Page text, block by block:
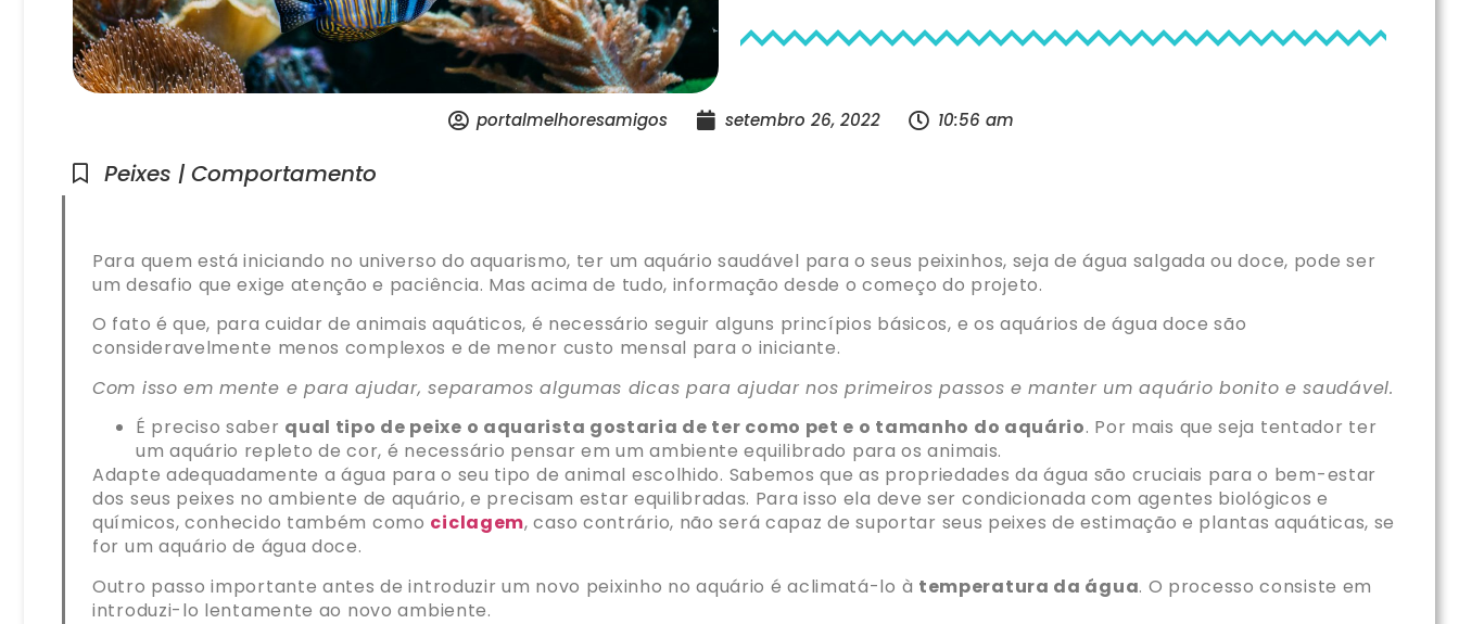
portalmelhoresamigos setembro 26, 2022 10:56 am
Peixes | Comportamento
Para quem está iniciando no universo do aquarismo, ter um aquário saudável para o seus peixinhos, seja de água salgada ou doce, pode ser
um desafio que exige atenção e paciência. Mas acima de tudo, informação desde o começo do projeto.
O fato é que, para cuidar de animais aquáticos, é necessário seguir alguns princípios básicos, e os aquários de água doce são
consideravelmente menos complexos e de menor custo mensal para o iniciante.
Com isso em mente e para ajudar, separamos algumas dicas para ajudar nos primeiros passos e manter um aquário bonito e saudável.
É preciso saber qual tipo de peixe o aquarista gostaria de ter como pet e o tamanho do aquário. Por mais que seja tentador ter
um aquário repleto de cor, é necessário pensar em um ambiente equilibrado para os animais.
Adapte adequadamente a água para o seu tipo de animal escolhido. Sabemos que as propriedades da água são cruciais para o bem-estar
dos seus peixes no ambiente de aquário, e precisam estar equilibradas. Para isso ela deve ser condicionada com agentes biológicos e
químicos, conhecido também como ciclagem, caso contrário, não será capaz de suportar seus peixes de estimação e plantas aquáticas, se
for um aquário de água doce.
Outro passo importante antes de introduzir um novo peixinho no aquário é aclimatá-lo à temperatura da água. O processo consiste em
introduzi-lo lentamente ao novo ambiente.